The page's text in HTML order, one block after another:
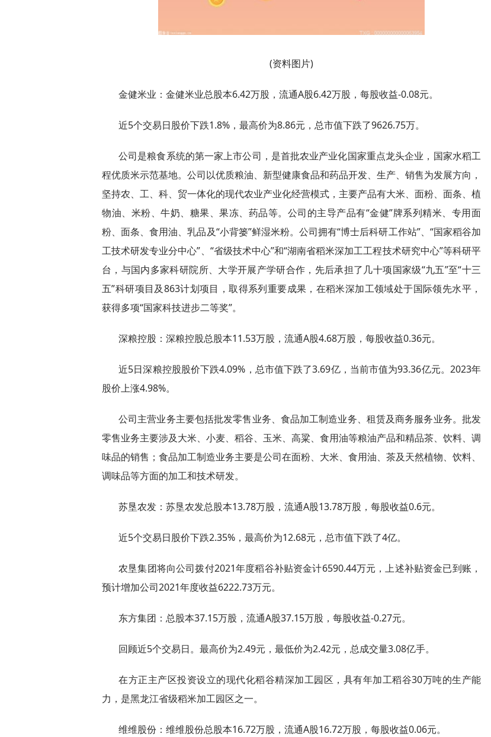
(资料图片)
金健米业：金健米业总股本6.42万股，流通A股6.42万股，每股收益-0.08元。
近5个交易日股价下跌1.8%，最高价为8.86元，总市值下跌了9626.75万。
公司是粮食系统的第一家上市公司，是首批农业产业化国家重点龙头企业，国家水稻工
程优质米示范基地。公司以优质粮油、新型健康食品和药品开发、生产、销售为发展方向，
坚持农、工、科、贸一体化的现代农业产业化经营模式，主要产品有大米、面粉、面条、植
物油、米粉、牛奶、糖果、果冻、药品等。公司的主导产品有“金健”牌系列精米、专用面
粉、面条、食用油、乳品及“小背篓”鲜湿米粉。公司拥有“博士后科研工作站”、“国家稻谷加
工技术研发专业分中心”、“省级技术中心”和“湖南省稻米深加工工程技术研究中心”等科研平
台，与国内多家科研院所、大学开展产学研合作，先后承担了几十项国家级“九五”至“十三
五”科研项目及863计划项目，取得系列重要成果，在稻米深加工领域处于国际领先水平，
获得多项“国家科技进步二等奖”。
深粮控股：深粮控股总股本11.53万股，流通A股4.68万股，每股收益0.36元。
近5日深粮控股股价下跌4.09%，总市值下跌了3.69亿，当前市值为93.36亿元。2023年
股价上涨4.98%。
公司主营业务主要包括批发零售业务、食品加工制造业务、租赁及商务服务业务。批发
零售业务主要涉及大米、小麦、稻谷、玉米、高粱、食用油等粮油产品和精品茶、饮料、调
味品的销售；食品加工制造业务主要是公司在面粉、大米、食用油、茶及天然植物、饮料、
调味品等方面的加工和技术研发。
苏垦农发：苏垦农发总股本13.78万股，流通A股13.78万股，每股收益0.6元。
近5个交易日股价下跌2.35%，最高价为12.68元，总市值下跌了4亿。
农垦集团将向公司拨付2021年度稻谷补贴资金计6590.44万元，上述补贴资金已到账，
预计增加公司2021年度收益6222.73万元。
东方集团：总股本37.15万股，流通A股37.15万股，每股收益-0.27元。
回顾近5个交易日。最高价为2.49元，最低价为2.42元，总成交量3.08亿手。
在方正主产区投资设立的现代化稻谷精深加工园区，具有年加工稻谷30万吨的生产能
力，是黑龙江省级稻米加工园区之一。
维维股份：维维股份总股本16.72万股，流通A股16.72万股，每股收益0.06元。